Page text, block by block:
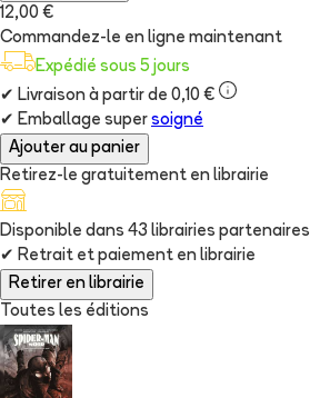
12,00 €
Commandez-le en ligne maintenant
Expédié sous 5 jours
✔ Livraison à partir de 0,10 €
✔ Emballage super soigné
Ajouter au panier
Retirez-le gratuitement en librairie
Disponible dans 43 librairies partenaires
✔ Retrait et paiement en librairie
Retirer en librairie
Toutes les éditions